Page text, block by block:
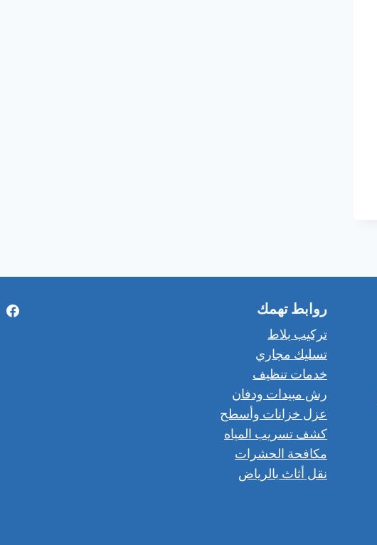
روابط تهمك
تركيب بلاط
تسليك مجاري
خدمات تنظيف
رش مبيدات ودفان
عزل خزانات وأسطح
كشف تسريب المياه
مكافحة الحشرات
نقل أثاث بالرياض